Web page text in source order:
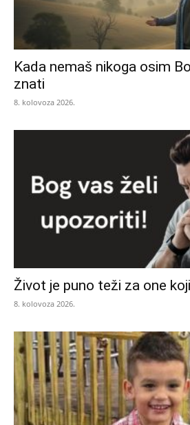
Kada nemaš nikoga osim
znati
8. kolovoza 2026.
Život je puno teži za one
8. kolovoza 2026.